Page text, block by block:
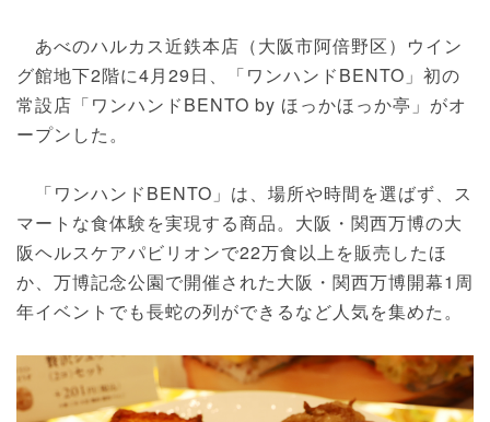
あべのハルカス近鉄本店（大阪市阿倍野区）ウイン
グ館地下2階に4月29日、「ワンハンドBENTO」初の
常設店「ワンハンドBENTO by ほっかほっか亭」がオ
ープンした。
「ワンハンドBENTO」は、場所や時間を選ばず、ス
マートな食体験を実現する商品。大阪・関西万博の大
阪ヘルスケアパビリオンで22万食以上を販売したほ
か、万博記念公園で開催された大阪・関西万博開幕1周
年イベントでも長蛇の列ができるなど人気を集めた。